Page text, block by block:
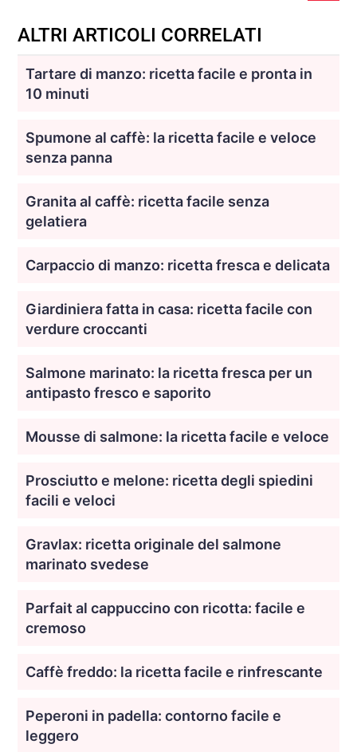
ALTRI ARTICOLI CORRELATI
Tartare di manzo: ricetta facile e pronta in
10 minuti
Spumone al caffè: la ricetta facile e veloce
senza panna
Granita al caffè: ricetta facile senza
gelatiera
Carpaccio di manzo: ricetta fresca e delicata
Giardiniera fatta in casa: ricetta facile con
verdure croccanti
Salmone marinato: la ricetta fresca per un
antipasto fresco e saporito
Mousse di salmone: la ricetta facile e veloce
Prosciutto e melone: ricetta degli spiedini
facili e veloci
Gravlax: ricetta originale del salmone
marinato svedese
Parfait al cappuccino con ricotta: facile e
cremoso
Caffè freddo: la ricetta facile e rinfrescante
Peperoni in padella: contorno facile e
leggero